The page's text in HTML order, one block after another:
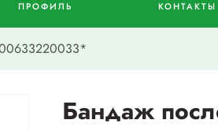
ПРОФИЛЬ КОНТАКТЫ
Бандаж